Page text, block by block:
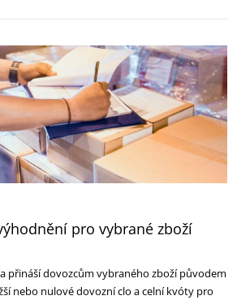
pro vybrané zboží
přináší dovozcům vybraného zboží původem
nebo nulové dovozní clo a celní kvóty pro